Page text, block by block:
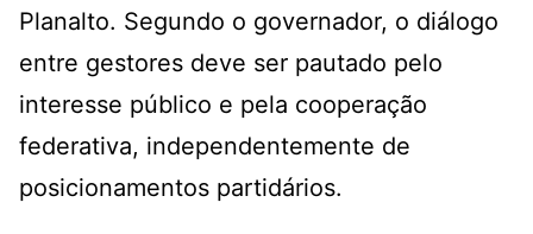
Planalto. Segundo o governador, o diálogo
entre gestores deve ser pautado pelo
interesse público e pela cooperação
federativa, independentemente de
posicionamentos partidários.